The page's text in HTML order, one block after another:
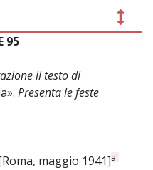
95
il testo di
Presenta le feste
maggio 1941]a